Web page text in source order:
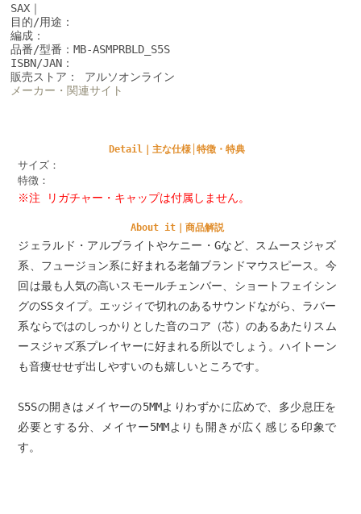
SAX｜
目的/用途：
編成：
品番/型番：MB-ASMPRBLD_S5S
ISBN/JAN：
販売ストア： アルソオンライン
メーカー・関連サイト
Detail｜主な仕様│特徴・特典
サイズ：
特徴：
※注 リガチャー・キャップは付属しません。
About it｜商品解説
ジェラルド・アルブライトやケニー・Gなど、スムースジャズ
系、フュージョン系に好まれる老舗ブランドマウスピース。今
回は最も人気の高いスモールチェンバー、ショートフェイシン
グのSSタイプ。エッジィで切れのあるサウンドながら、ラバー
系ならではのしっかりとした音のコア（芯）のあるあたりスム
ースジャズ系プレイヤーに好まれる所以でしょう。ハイトーン
も音痩せせず出しやすいのも嬉しいところです。
S5Sの開きはメイヤーの5MMよりわずかに広めで、多少息圧を
必要とする分、メイヤー5MMよりも開きが広く感じる印象で
す。